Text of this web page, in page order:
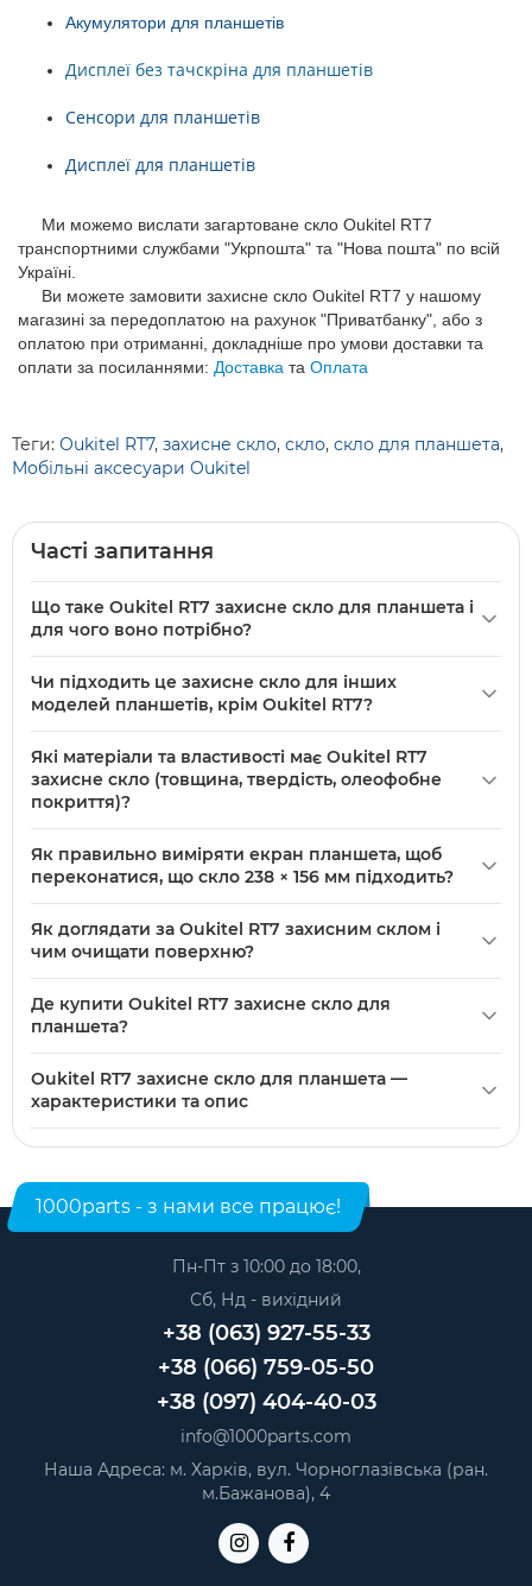
Акумулятори для планшетів
Дисплеї без тачскріна для планшетів
Сенсори для планшетів
Дисплеї для планшетів
Ми можемо вислати загартоване скло Oukitel RT7
транспортними службами "Укрпошта" та "Нова пошта" по всій
Україні.
Ви можете замовити захисне скло Oukitel RT7 у нашому
магазині за передоплатою на рахунок "Приватбанку", або з
оплатою при отриманні, докладніше про умови доставки та
оплати за посиланнями: Доставка та Оплата
Теги: Oukitel RT7, захисне скло, скло, скло для планшета,
Мобільні аксесуари Oukitel
Часті запитання
Що таке Oukitel RT7 захисне скло для планшета і
для чого воно потрібно?
захисна поверхня для екрану планшета Oukitel RT7, яка
× 156 мм, нове і підійде для моделі RT7.
Чи підходить це захисне скло для інших
моделей планшетів, крім Oukitel RT7?
× 156 мм; сумісність з іншими моделями залежить від збігу
габаритів та розташування функцій екрану. Перед
іншої моделі з зазначеними розмірами.
Які матеріали та властивості має Oukitel RT7
захисне скло (товщина, твердість, олеофобне
покриття)?
планшета Oukitel RT7 та його розмір 238 × 156 мм;
олеофобне покриття) у наданих даних відсутні. Якщо
потрібні ці характеристики, уточніть у продавця перед
Як правильно виміряти екран планшета, щоб
переконатися, що скло 238 × 156 мм підходить?
вертикалі без рамки — порівняйте з розміром захисного
та сенсорних елементів; невідповідність вирізів або країв
корпуса може вплинути на встановлення.
Як доглядати за Oukitel RT7 захисним склом і
чим очищати поверхню?
м’які миючі засоби без агресивних розчинників.
абразивні матеріали, щоб не пошкодити поверхню скла.
Де купити Oukitel RT7 захисне скло для
планшета?
нашому інтернет-магазині. Категорія:
Oukitel RT7 захисне скло для планшета —
характеристики та опис
1000parts - з нами все працює!
Пн-Пт з 10:00 до 18:00,
Сб, Нд - вихідний
+38 (063) 927-55-33
+38 (066) 759-05-50
+38 (097) 404-40-03
info@1000parts.com
Наша Адреса: м. Харків, вул. Чорноглазівська (ран.
м.Бажанова), 4